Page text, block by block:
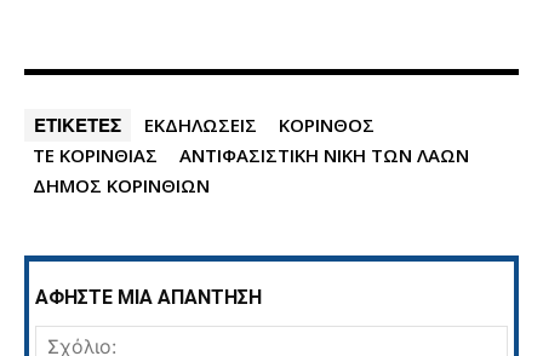
ΕΤΙΚΕΤΕΣ ΕΚΔΗΛΩΣΕΙΣ
ΚΟΡΙΝΘΟΣ
ΤΕ ΚΟΡΙΝΘΙΑΣ
ΑΝΤΙΦΑΣΙΣΤΙΚΗ ΝΙΚΗ ΤΩΝ ΛΑΩΝ
ΔΗΜΟΣ ΚΟΡΙΝΘΙΩΝ
ΑΦΗΣΤΕ ΜΙΑ ΑΠΑΝΤΗΣΗ